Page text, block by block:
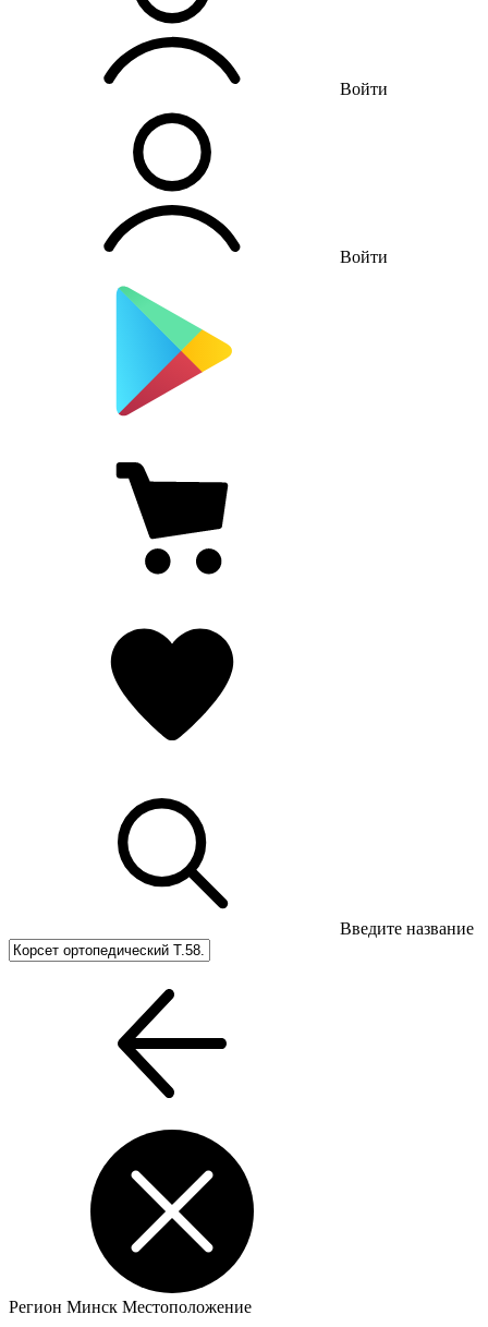
Войти
Войти
Введите название
Регион Минск Местоположение